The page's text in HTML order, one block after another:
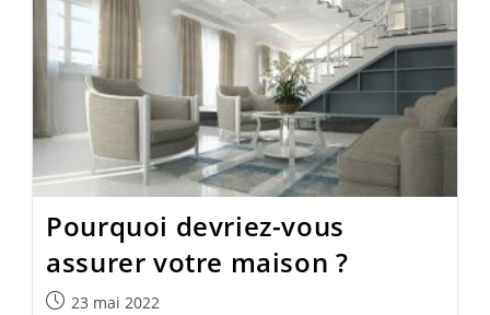
Pourquoi devriez-vous
assurer votre maison ?
Publication
23 mai 2022